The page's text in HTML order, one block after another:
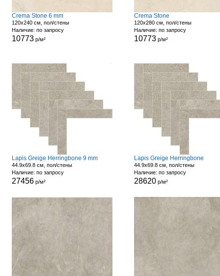
Crema Stone 6 mm
120x240 см, пол/стены
Наличие: по запросу
10773р/м²
Crema Stone
120x280 см, пол/стены
Наличие: по запросу
10773р/м²
Lapis Greige Herringbone 9 mm
44.9x69.8 см, пол/стены
Наличие: по запросу
27456р/м²
Lapis Greige Herringbone
44.9x69.8 см, пол/стены
Наличие: по запросу
28620р/м²